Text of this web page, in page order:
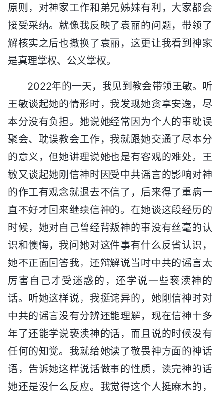
原则，对神家工作和弟兄姊妹有利，大家都会
接受采纳。就像我反映了袁丽的问题，带领了
解核实之后也撤换了袁丽，这更让我看到神家
是真理掌权、公义掌权。
2022年的一天，我见到教会带领王敏。听
王敏谈起她的情形时，我发现她贪享安逸，尽
本分没有负担。她说她经常因为个人的事耽误
聚会、耽误教会工作，我就跟她交通了尽本分
的意义，但她讲理说她也是有客观的难处。王
敏又谈起她刚信神时因受中共谣言的影响对神
的作工有观念就退去不信了，后来得了重病一
直不好才回来继续信神的。在她谈这段经历的
时候，她对自己曾经背叛神的事没有丝毫的认
识和懊悔，我问她对这件事有什么反省认识，
她不正面回答我，还辩解说当时中共的谣言太
厉害自己才受迷惑的，还学说一些亵渎神的
话。听她这样说，我挺诧异的，她刚信神时对
中共的谣言没有分辨还能理解，现在信神十多
年了还能学说亵渎神的话，而且说的时候没有
任何的知觉。我就给她读了敬畏神方面的神话
语，告诉她这样说话做事的性质，读完神的话
她还是没什么反应。我觉得这个人挺麻木的，